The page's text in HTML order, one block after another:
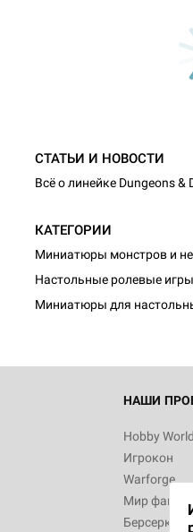
СТАТЬИ И НОВОСТИ
Всё о линейке Dungeons &
КАТЕГОРИИ
Миниатюры монстров и
Настольные ролевые игры
Миниатюры для
НАШИ
Hobby World
Игрокон
Warforge
Мир
Берсерк